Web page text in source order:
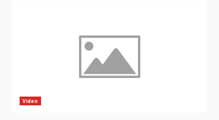
Video